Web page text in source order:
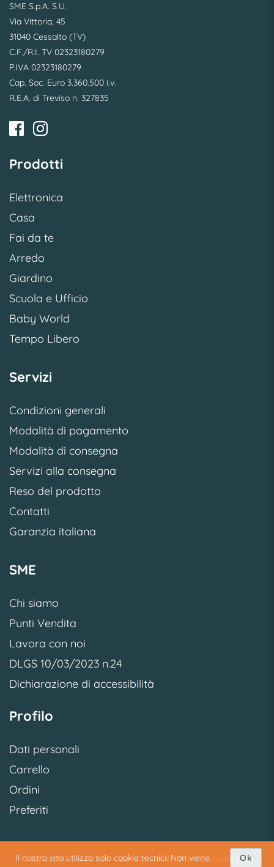
Il nostro sito utilizza solo cookie tecnici. Non viene Ok
SME S.p.A. S.U.
Via Vittoria, 45
31040 Cessalto (TV)
C.F./R.I. TV 02323180279
P.IVA 02323180279
Cap. Soc. Euro 3.360.500 i.v.
R.E.A. di Treviso n. 327835
Prodotti
Elettronica
Casa
Fai da te
Arredo
Giardino
Scuola e Ufficio
Baby World
Tempo Libero
Servizi
Condizioni generali
Modalità di pagamento
Modalità di consegna
Servizi alla consegna
Reso del prodotto
Contatti
Garanzia italiana
SME
Chi siamo
Punti Vendita
Lavora con noi
DLGS 10/03/2023 n.24
Dichiarazione di accessibilità
Profilo
Dati personali
Carrello
Ordini
Preferiti
© 2026 SME S.p.A. S.U. - Via Vittoria, 45 31040 Cessalto (TV)